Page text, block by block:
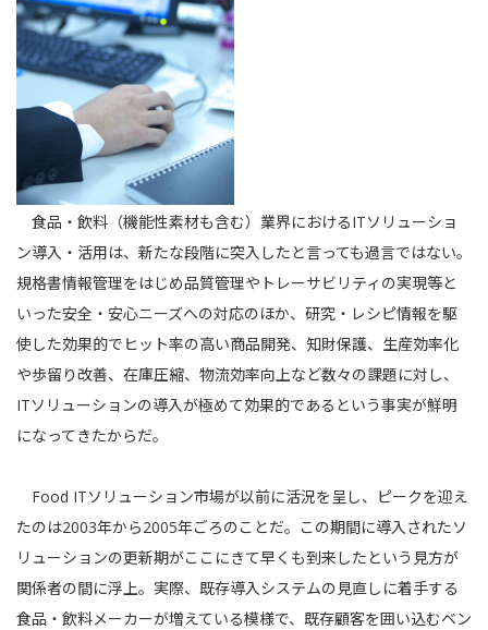
食品・飲料（機能性素材も含む）業界におけるITソリューショ
ン導入・活用は、新たな段階に突入したと言っても過言ではない。
規格書情報管理をはじめ品質管理やトレーサビリティの実現等と
いった安全・安心ニーズへの対応のほか、研究・レシピ情報を駆
使した効果的でヒット率の高い商品開発、知財保護、生産効率化
や歩留り改善、在庫圧縮、物流効率向上など数々の課題に対し、
ITソリューションの導入が極めて効果的であるという事実が鮮明
になってきたからだ。
Food ITソリューション市場が以前に活況を呈し、ピークを迎え
たのは2003年から2005年ごろのことだ。この期間に導入されたソ
リューションの更新期がここにきて早くも到来したという見方が
関係者の間に浮上。実際、既存導入システムの見直しに着手する
食品・飲料メーカーが増えている模様で、既存顧客を囲い込むベン